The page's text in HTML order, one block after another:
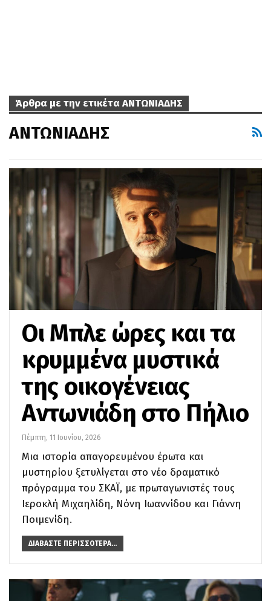
Άρθρα με την ετικέτα ΑΝΤΩΝΙΑΔΗΣ
ΑΝΤΩΝΙΑΔΗΣ
Οι Μπλε ώρες και τα
κρυμμένα μυστικά
της οικογένειας
Αντωνιάδη στο Πήλιο
Πέμπτη, 11 Ιουνίου, 2026
Μια ιστορία απαγορευμένου έρωτα και
μυστηρίου ξετυλίγεται στο νέο δραματικό
πρόγραμμα του ΣΚΑΪ, με πρωταγωνιστές τους
Ιεροκλή Μιχαηλίδη, Νόνη Ιωαννίδου και Γιάννη
Ποιμενίδη.
ΔΙΑΒΆΣΤΕ ΠΕΡΙΣΣΌΤΕΡΑ...